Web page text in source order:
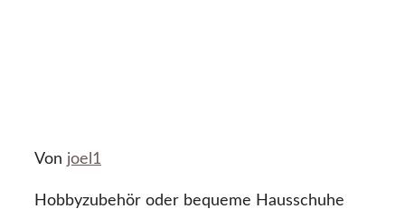
Von joel1
Hobbyzubehör oder bequeme Hausschuhe